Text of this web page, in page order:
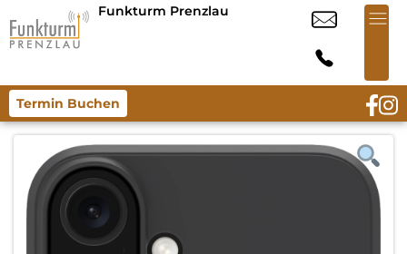
Funkturm Prenzlau
Termin Buchen